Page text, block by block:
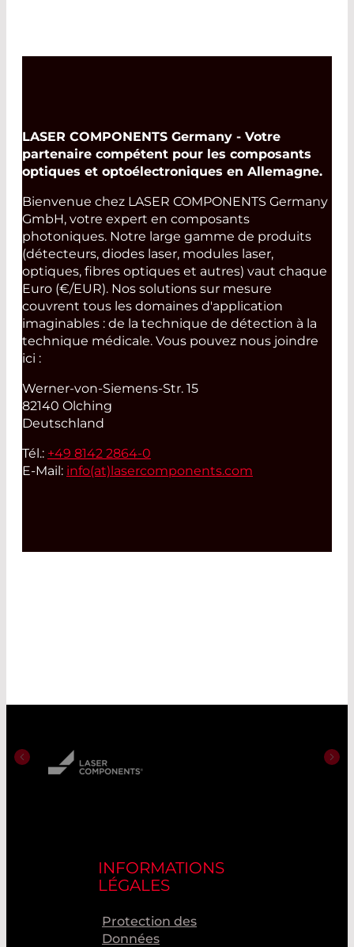
LASER COMPONENTS Germany - Votre
partenaire compétent pour les composants
optiques et optoélectroniques en Allemagne.
Bienvenue chez LASER COMPONENTS Germany
GmbH, votre expert en composants
photoniques. Notre large gamme de produits
(détecteurs, diodes laser, modules laser,
optiques, fibres optiques et autres) vaut chaque
Euro (€/EUR). Nos solutions sur mesure
couvrent tous les domaines d'application
imaginables : de la technique de détection à la
technique médicale. Vous pouvez nous joindre
ici :
Werner-von-Siemens-Str. 15
82140 Olching
Deutschland
Tél.: +49 8142 2864-0
E-Mail: info(at)lasercomponents.com
INFORMATIONS
LÉGALES
Protection des
Données